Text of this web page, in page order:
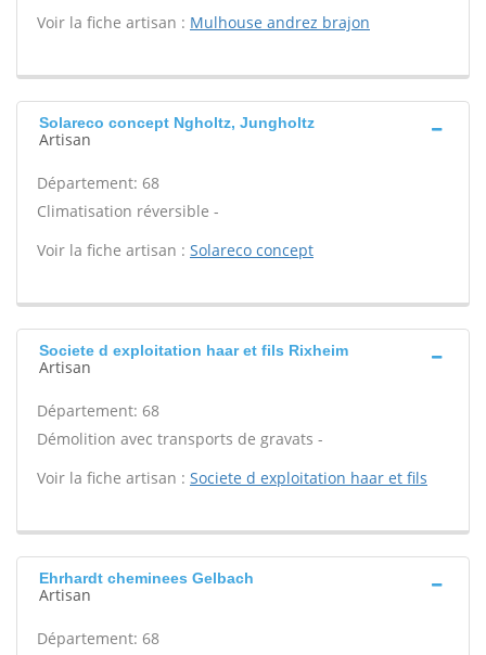
Voir la fiche artisan : Mulhouse andrez brajon
Solareco concept Ngholtz, Jungholtz
Artisan
Département: 68
Climatisation réversible -
Voir la fiche artisan : Solareco concept
Societe d exploitation haar et fils Rixheim
Artisan
Département: 68
Démolition avec transports de gravats -
Voir la fiche artisan : Societe d exploitation haar et fils
Ehrhardt cheminees Gelbach
Artisan
Département: 68